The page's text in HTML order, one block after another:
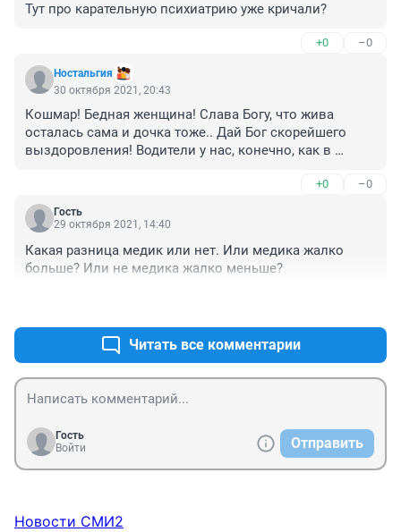
Тут про карательную психиатрию уже кричали?
+0 –0
Ностальгия
30 октября 2021, 20:43
Кошмар! Бедная женщина! Слава Богу, что жива
осталась сама и дочка тоже.. Дай Бог скорейшего
выздоровления! Водители у нас, конечно, как в
городу на транспорте, так меня 2 раза чуть не сбила
машина, когда к трамваю дорогу переходила. На 25
лет октября загорелся красный для транспорта,
обе остановки уже неделю и трудится один калека,
засыпает тротуар, проходила перед маршруткой,
светофор рванул, вероятно, чтобы на следующем
светофоре первым встать.. И таких оленей сегодня
несколько было. Страшно, и ведь это постоянно
происходит. Один на джипе, кстати, тоже, вообще на
поликлинике Авиастроителей толпу выходящих чуть
+0 –0
Гость
29 октября 2021, 14:40
Какая разница медик или нет. Или медика жалко
больше? Или не медика жалко меньше?
Читать все комментарии
Гость
Войти
Отправить
Новости СМИ2